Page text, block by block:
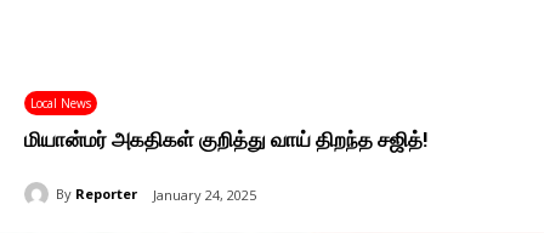
Local News
மியான்மர் அகதிகள் குறித்து வாய் திறந்த சஜித்!
By Reporter January 24, 2025